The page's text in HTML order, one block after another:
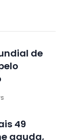
de
49
aguda,